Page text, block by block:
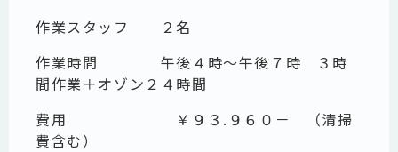
作業スタッフ ２名
作業時間 午後４時～午後７時 ３時
間作業＋オゾン２４時間
費用 ￥９３.９６０－ （清掃
費含む）